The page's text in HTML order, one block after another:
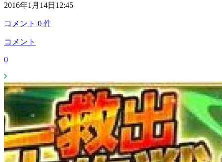
2016年1月14日12:45
コメント 0 件
コメント
0